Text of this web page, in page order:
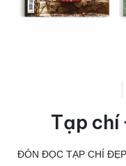
Tạp chí
ĐÓN ĐỌC TẠP CHÍ